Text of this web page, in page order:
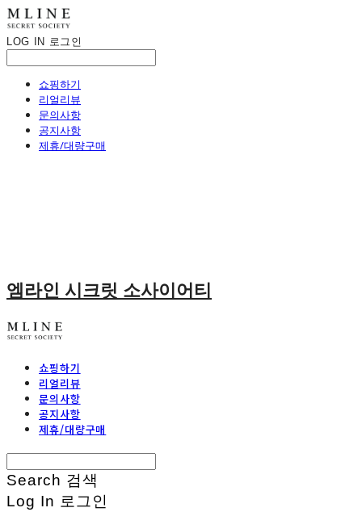
LOG IN 로그인
쇼핑하기
리얼리뷰
문의사항
공지사항
제휴/대량구매
엠라인 시크릿 소사이어티
쇼핑하기
리얼리뷰
문의사항
공지사항
제휴/대량구매
Search 검색
Log In 로그인